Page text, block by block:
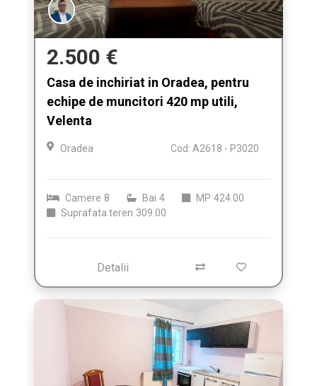
2.500 €
Casa de inchiriat in Oradea, pentru
echipe de muncitori 420 mp utili,
Velenta
Oradea Cod: A2618 - P3020
Camere 8 Bai 4 MP 424.00
Suprafata teren 309.00
Detalii